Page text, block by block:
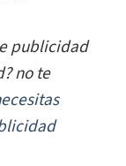
publicidad
no te